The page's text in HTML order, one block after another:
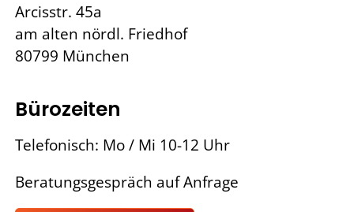
Arcisstr. 45a
am alten nördl. Friedhof
80799 München
Bürozeiten
Telefonisch: Mo / Mi 10-12 Uhr
Beratungsgespräch auf Anfrage